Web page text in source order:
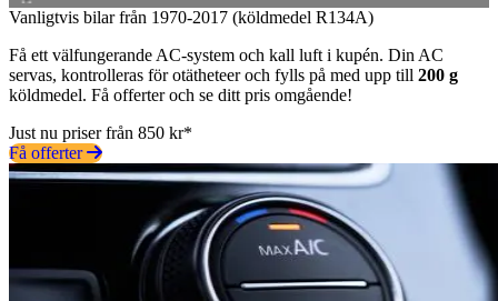
Vanligtvis bilar från 1970-2017 (köldmedel R134A)
Få ett välfungerande AC-system och kall luft i kupén. Din AC
servas, kontrolleras för otätheteer och fylls på med upp till 200 g
köldmedel. Få offerter och se ditt pris omgående!
Just nu priser från 850 kr*
Få offerter